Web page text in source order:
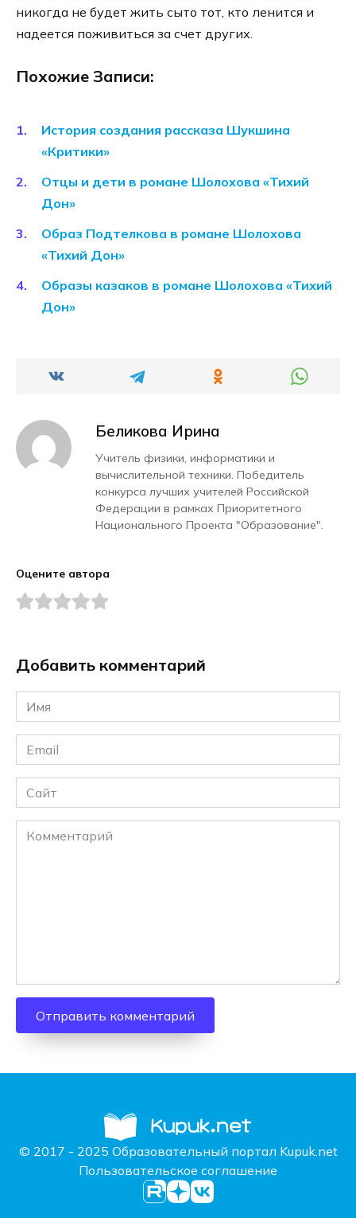
никогда не будет жить сыто тот, кто ленится и
надеется поживиться за счет других.
Похожие Записи:
История создания рассказа Шукшина
«Критики»
Отцы и дети в романе Шолохова «Тихий
Дон»
Образ Подтелкова в романе Шолохова
«Тихий Дон»
Образы казаков в романе Шолохова «Тихий
Дон»
Беликова Ирина
Учитель физики, информатики и
вычислительной техники. Победитель
конкурса лучших учителей Российской
Федерации в рамках Приоритетного
Национального Проекта "Образование".
Оцените автора
Добавить комментарий
Имя
*
Email
*
Сайт
Комментарий
© 2017 - 2025 Образовательный портал Kupuk.net
Пользовательское соглашение